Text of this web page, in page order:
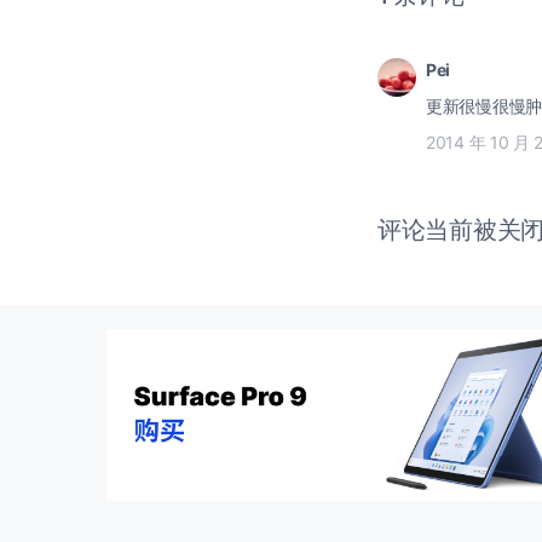
Pei
更新很慢很慢肿
2014 年 10 月
评论当前被关闭